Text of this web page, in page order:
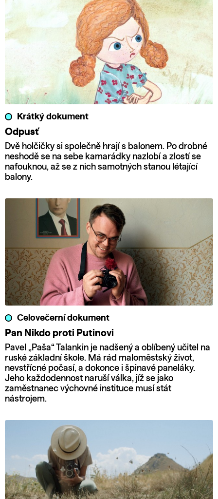
Krátký dokument
Odpusť
Dvě holčičky si společně hrají s balonem. Po drobné
neshodě se na sebe kamarádky nazlobí a zlostí se
nafouknou, až se z nich samotných stanou létající
balony.
Celovečerní dokument
Pan Nikdo proti Putinovi
Pavel „Paša“ Talankin je nadšený a oblíbený učitel na
ruské základní škole. Má rád maloměstský život,
nevstřícné počasí, a dokonce i špinavé paneláky.
Jeho každodennost naruší válka, jíž se jako
zaměstnanec výchovné instituce musí stát
nástrojem.